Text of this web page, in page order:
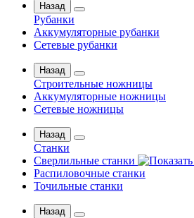
Назад
Рубанки
Аккумуляторные рубанки
Сетевые рубанки
Назад
Строительные ножницы
Аккумуляторные ножницы
Сетевые ножницы
Назад
Станки
Сверлильные станки
Распиловочные станки
Точильные станки
Назад